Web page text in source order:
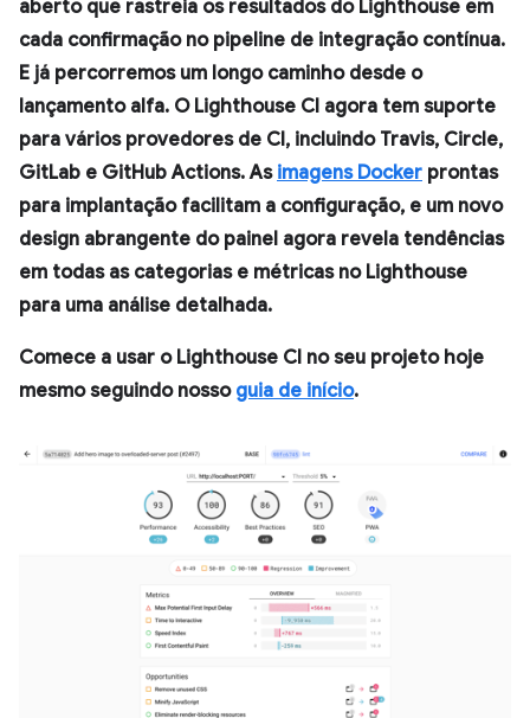
aberto que rastreia os resultados do Lighthouse em
cada confirmação no pipeline de integração contínua.
E já percorremos um longo caminho desde o
lançamento alfa. O Lighthouse CI agora tem suporte
para vários provedores de CI, incluindo Travis, Circle,
GitLab e GitHub Actions. As imagens Docker prontas
para implantação facilitam a configuração, e um novo
design abrangente do painel agora revela tendências
em todas as categorias e métricas no Lighthouse
para uma análise detalhada.
Comece a usar o Lighthouse CI no seu projeto hoje
mesmo seguindo nosso guia de início.